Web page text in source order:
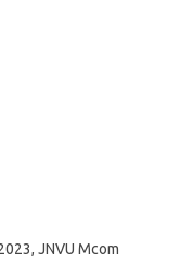
JNVU Mcom